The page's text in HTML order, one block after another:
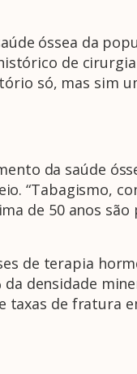
óssea da
de
só, mas sim
da saúde
“Tabagismo,
de 50 anos
de terapia
densidade
taxas de fratura